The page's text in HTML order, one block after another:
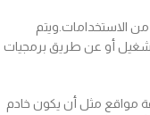
الاستخدامات.ويتم
أو عن طريق برمجيات
مواقع مثل أن يكون خادم